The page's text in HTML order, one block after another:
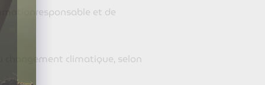
et de
changement climatique, selon